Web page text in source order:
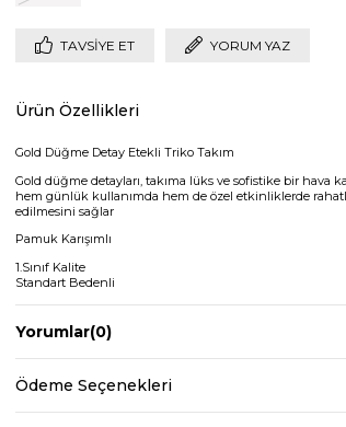
TAVSIYE ET YORUM YAZ
Ürün Özellikleri
Gold Düğme Detay Etekli Triko Takım
Gold düğme detayları, takıma lüks ve sofistike bir hava
hem günlük kullanımda hem de özel etkinliklerde
edilmesini sağlar
Pamuk Karışımlı
1.Sınıf Kalite
Standart Bedenli
V Yakalı
Beli Lastikli
Bluz boy : 58cm
Yorumlar(0)
Ödeme Seçenekleri